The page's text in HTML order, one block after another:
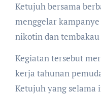
Ketujuh bersama
menggelar
nikotin dan
Kegiatan tersebut
kerja tahunan
Ketujuh yang selama